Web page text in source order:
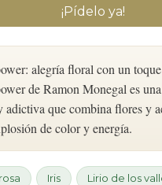
¡Pídelo ya!
alegría floral con un
de Ramon Monegal es
adictiva que combina flores y
de color y energía.
Iris Lirio de los